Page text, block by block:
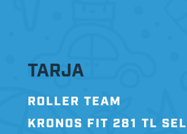
TARJA
ROLLER TEAM
KRONOS FIT 281 TL